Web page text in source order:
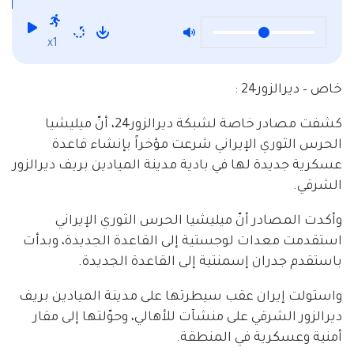
x1
خاص – ديرالزور24 :
كشفت مصادر خاصة لشبكة ديرالزور24، أنّ ميليشيا
الحرس الثوري الإيراني شرعت مؤخراً بإنشاء قاعدة
عسكرية جديدة لها في بادية مدينة الميادين بريف ديرالزور
الشرقي.
وأكدت المصادر أنّ ميليشيا الحرس الثوري الإيراني
استقدمت معدات لوجستية إلى القاعدة الجديدة، وبدأت
باستقدم جدران إسمنتية إلى القاعدة الجديدة.
واستولت إيران عقب سيطرتها على مدينة الميادين بريف
ديرالزور الشرقي على منشآت للأهالي، وحوّلتها إلى مقار
أمنية وعسكرية في المنطقة.